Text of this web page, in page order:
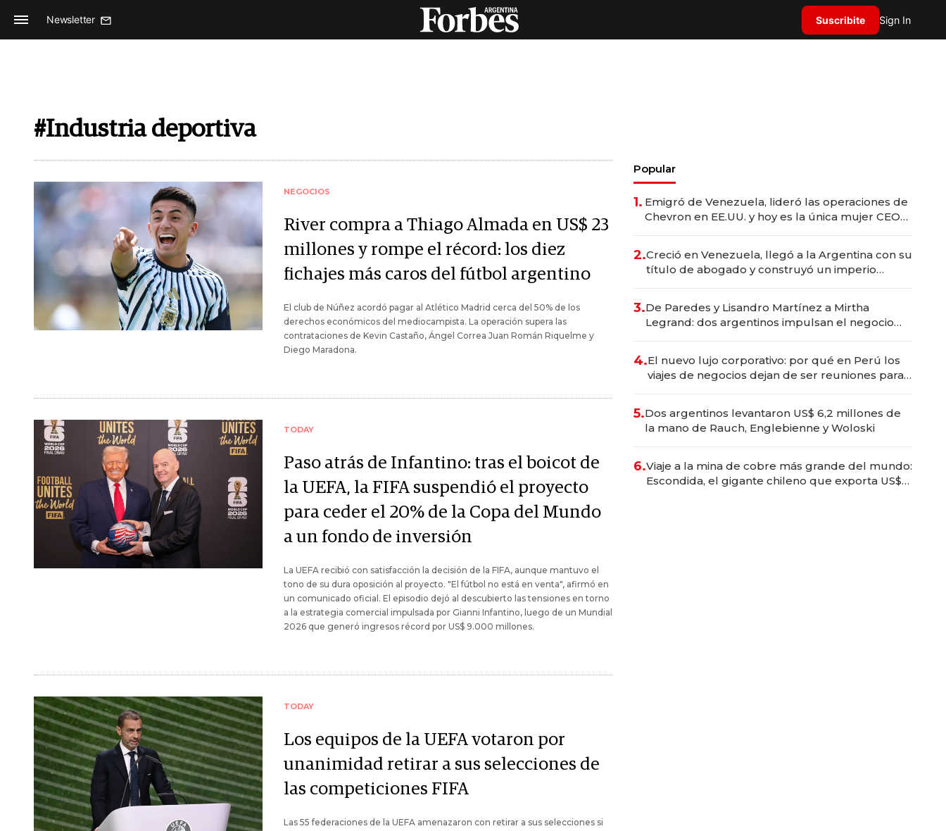
Newsletter Suscribite Sign In
#Industria deportiva
NEGOCIOS
River compra a Thiago Almada en US$ 23
millones y rompe el récord: los diez
fichajes más caros del fútbol argentino
El club de Núñez acordó pagar al Atlético Madrid cerca del 50% de los
derechos económicos del mediocampista. La operación supera las
contrataciones de Kevin Castaño, Ángel Correa Juan Román Riquelme y
Diego Maradona.
TODAY
Paso atrás de Infantino: tras el boicot de
la UEFA, la FIFA suspendió el proyecto
para ceder el 20% de la Copa del Mundo
a un fondo de inversión
La UEFA recibió con satisfacción la decisión de la FIFA, aunque mantuvo el
tono de su dura oposición al proyecto. "El fútbol no está en venta", afirmó en
un comunicado oficial. El episodio dejó al descubierto las tensiones en torno
a la estrategia comercial impulsada por Gianni Infantino, luego de un Mundial
2026 que generó ingresos récord por US$ 9.000 millones.
TODAY
Los equipos de la UEFA votaron por
unanimidad retirar a sus selecciones de
las competiciones FIFA
Las 55 federaciones de la UEFA amenazaron con retirar a sus selecciones si
Popular
1. Emigró de Venezuela, lideró las operaciones de
Chevron en EE.UU. y hoy es la única mujer CEO
2.Creció en Venezuela, llegó a la Argentina con su
título de abogado y construyó un imperio
3.De Paredes y Lisandro Martínez a Mirtha
Legrand: dos argentinos impulsan el negocio
4.El nuevo lujo corporativo: por qué en Perú los
viajes de negocios dejan de ser reuniones para
5.Dos argentinos levantaron US$ 6,2 millones de
la mano de Rauch, Englebienne y Woloski
6.Viaje a la mina de cobre más grande del mundo:
Escondida, el gigante chileno que exporta US$